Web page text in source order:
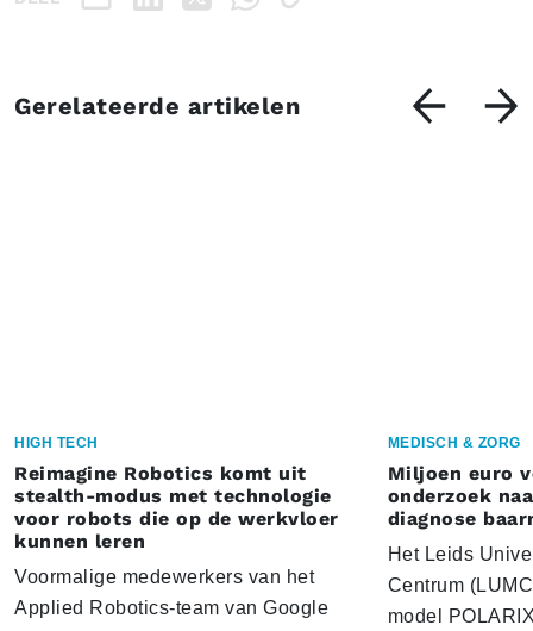
Gerelateerde artikelen
HIGH TECH
Reimagine Robotics komt uit
stealth-modus met technologie
voor robots die op de werkvloer
kunnen leren
Voormalige medewerkers van het
Applied Robotics-team van Google
MEDISCH & ZORG
Miljoen euro
onderzoek
diagnose
Het Leids
Centrum
model